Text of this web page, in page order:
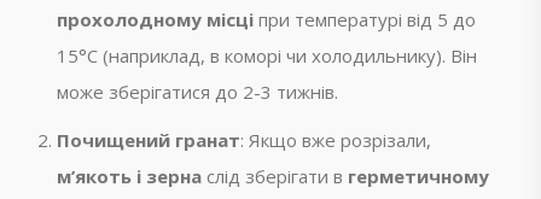
прохолодному місці при температурі від 5 до
15°C (наприклад, в коморі чи холодильнику). Він
може зберігатися до 2-3 тижнів.
Почищений гранат: Якщо вже розрізали,
м’якоть і зерна слід зберігати в герметичному